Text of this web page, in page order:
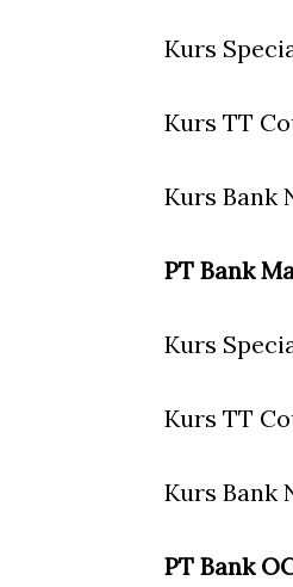
Kurs
Kurs TT
Kurs Bank
PT Bank
Kurs
Kurs TT
Kurs Bank
PT Bank